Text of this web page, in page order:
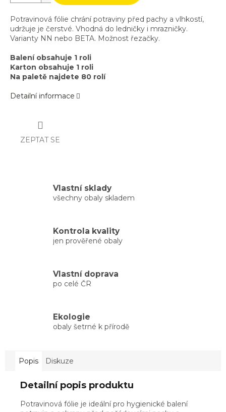
Potravinová fólie chrání potraviny před pachy a vlhkostí,
udržuje je čerstvé. Vhodná do ledničky i mrazničky.
Varianty NN nebo BETA. Možnost řezačky.
Balení obsahuje 1 roli
Karton obsahuje 1 roli
Na paletě najdete 80 rolí
Detailní informace
ZEPTAT SE
Vlastní sklady
všechny obaly skladem
Kontrola kvality
jen prověřené obaly
Vlastní doprava
po celé ČR
Ekologie
obaly šetrné k přírodě
Popis Diskuze
Detailní popis produktu
Potravinová fólie je ideální pro hygienické balení